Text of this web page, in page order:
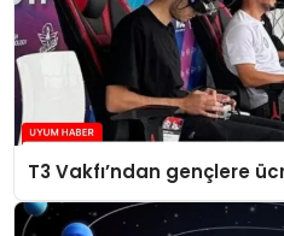
T3 Vakfı’ndan gençlere